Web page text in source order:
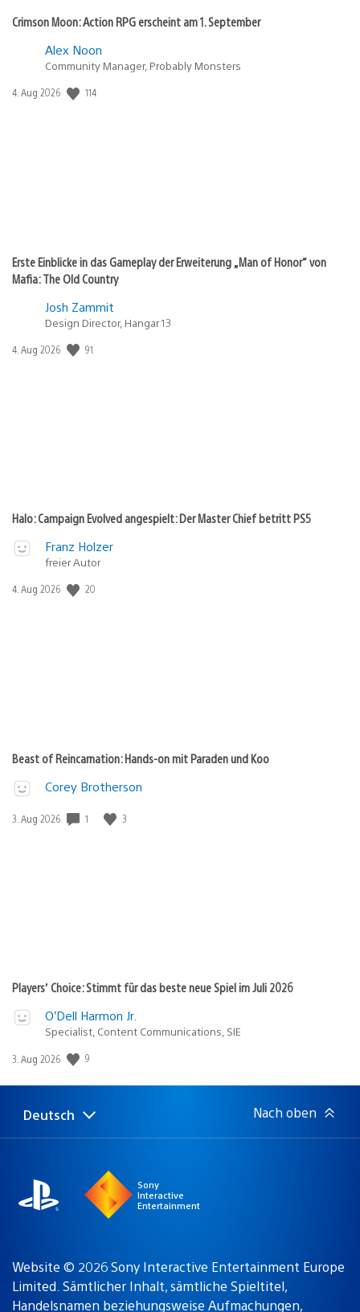
Crimson Moon: Action RPG erscheint am 1. September
Alex Noon
Community Manager, Probably Monsters
Veröffentlichungsdatum:
4. Aug 2026 114
Erste Einblicke in das Gameplay der Erweiterung „Man of Honor“ von
Mafia: The Old Country
Josh Zammit
Design Director, Hangar 13
Veröffentlichungsdatum:
4. Aug 2026 91
Halo: Campaign Evolved angespielt: Der Master Chief betritt PS5
Franz Holzer
freier Autor
Veröffentlichungsdatum:
4. Aug 2026 20
Beast of Reincarnation: Hands-on mit Paraden und Koo
Corey Brotherson
Veröffentlichungsdatum:
3. Aug 2026 1 3
Players’ Choice: Stimmt für das beste neue Spiel im Juli 2026
O’Dell Harmon Jr.
Specialist, Content Communications, SIE
Veröffentlichungsdatum:
3. Aug 2026 9
Select
a
Aktuelle
Region:
Deutsch Nach oben
Sony
Interactive
Entertainment
Website © 2026 Sony Interactive Entertainment Europe
Limited. Sämtlicher Inhalt, sämtliche Spieltitel,
Handelsnamen beziehungsweise Aufmachungen,